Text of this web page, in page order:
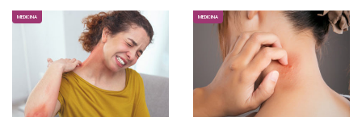
MEDICINA MEDICINA